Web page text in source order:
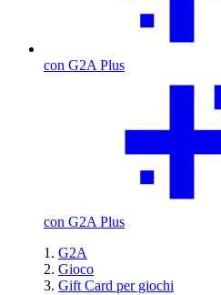
con G2A Plus
con G2A Plus
G2A
Gioco
Gift Card per giochi